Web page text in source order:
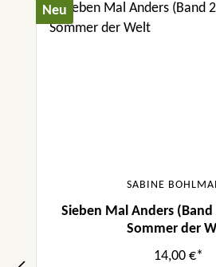
Neu
SABINE
Sieben Mal Anders (Band
Sommer der
14,00 €*